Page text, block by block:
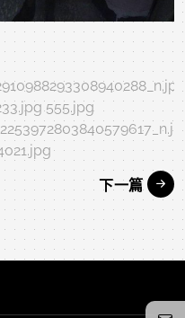
555.jpg
下一篇